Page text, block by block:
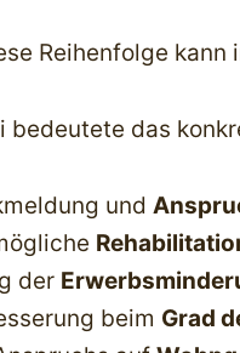
Reihenfolge
bedeutete das
und
der
beim Grad